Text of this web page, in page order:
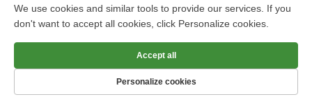
Co., Ltd.
Politique de confidentialité
Remonter en haut
We use cookies and similar tools to provide our services. If you
don't want to accept all cookies, click Personalize cookies.
Personalize cookies
Accept all